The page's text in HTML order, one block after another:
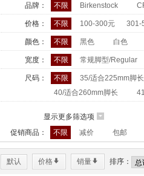
品牌： 不限 Birkenstock
价格： 不限 100-300元 301-
颜色： 不限 黑色 白色
宽度： 不限 常规脚型/Regular
尺码： 不限
35/适合225mm脚长
40/适合260mm脚长
显示更多筛选项 6
促销商品： 不限 减价 包邮
默认 价格* 销量* 排序：